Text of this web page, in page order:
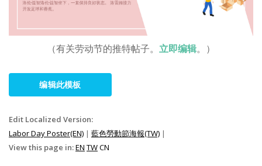
（有关劳动节的推特帖子。 立即编辑。）
编辑此模板
Edit Localized Version:
Labor Day Poster(EN) | 藍色勞動節海報(TW) |
View this page in:EN TWCN